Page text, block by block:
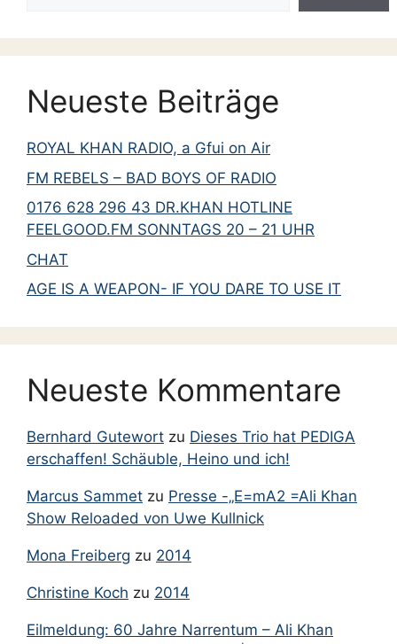
Oktober 2013
Juni 2013
März 2013
Februar 2013
Januar 2013
Mai 2012
April 2012
März 2012
Februar 2012
Januar 2012
Dezember 2011
Juli 2011
Mai 2011
Neueste Beiträge
ROYAL KHAN RADIO, a Gfui on Air
FM REBELS – BAD BOYS OF RADIO
0176 628 296 43 DR.KHAN HOTLINE
FEELGOOD.FM SONNTAGS 20 – 21 UHR
CHAT
AGE IS A WEAPON- IF YOU DARE TO USE IT
Neueste Kommentare
Bernhard Gutewort zu Dieses Trio hat PEDIGA
erschaffen! Schäuble, Heino und ich!
Marcus Sammet zu Presse -„E=mA2 =Ali Khan
Show Reloaded von Uwe Kullnick
Mona Freiberg zu 2014
Christine Koch zu 2014
Eilmeldung: 60 Jahre Narrentum – Ali Khan